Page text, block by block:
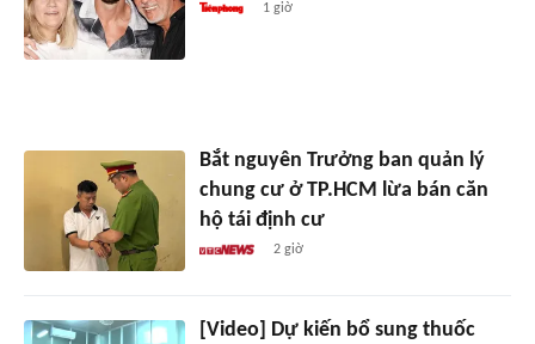
1 giờ
Bắt nguyên Trưởng ban quản lý
chung cư ở TP.HCM lừa bán căn
hộ tái định cư
2 giờ
[Video] Dự kiến bổ sung thuốc